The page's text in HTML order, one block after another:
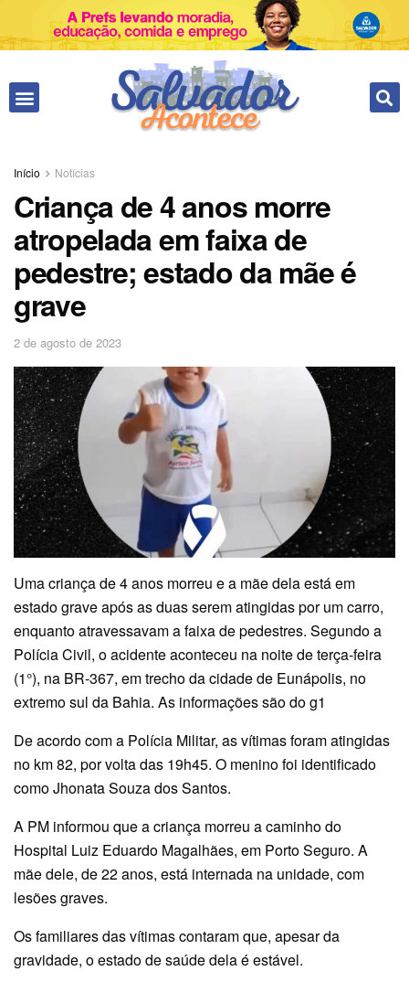
Início Notícias
Criança de 4 anos morre
atropelada em faixa de
pedestre; estado da mãe é
grave
2 de agosto de 2023
Uma criança de 4 anos morreu e a mãe dela está em
estado grave após as duas serem atingidas por um carro,
enquanto atravessavam a faixa de pedestres. Segundo a
Polícia Civil, o acidente aconteceu na noite de terça-feira
(1°), na BR-367, em trecho da cidade de Eunápolis, no
extremo sul da Bahia. As informações são do g1
De acordo com a Polícia Militar, as vítimas foram atingidas
no km 82, por volta das 19h45. O menino foi identificado
como Jhonata Souza dos Santos.
A PM informou que a criança morreu a caminho do
Hospital Luiz Eduardo Magalhães, em Porto Seguro. A
mãe dele, de 22 anos, está internada na unidade, com
lesões graves.
Os familiares das vítimas contaram que, apesar da
gravidade, o estado de saúde dela é estável.